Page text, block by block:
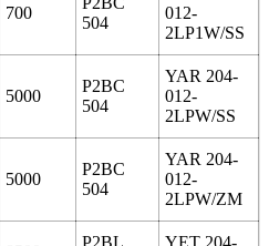
700
504
012-
2LP1W/SS
5000
P2BC
504
YAR 204-
012-
2LPW/SS
5000
P2BC
504
YAR 204-
012-
2LPW/ZM
P2BL
YET 204-